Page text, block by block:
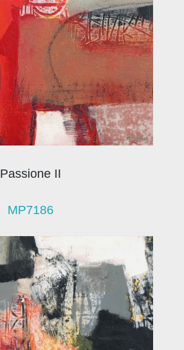
Passione II
MP7186